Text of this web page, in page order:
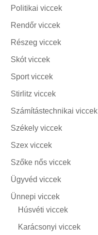
Politikai viccek
Rendőr viccek
Részeg viccek
Skót viccek
Sport viccek
Stirlitz viccek
Számítástechnikai viccek
Székely viccek
Szex viccek
Szőke nős viccek
Ügyvéd viccek
Ünnepi viccek
Húsvéti viccek
Karácsonyi viccek